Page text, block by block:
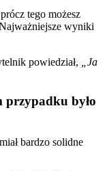
tego możesz
wyniki
powiedział,
„Ja
było
bardzo solidne